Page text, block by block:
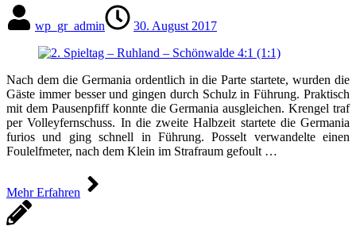
wp_gr_admin 30. August 2017
Nach dem die Germania ordentlich in die Parte startete, wurden die
Gäste immer besser und gingen durch Schulz in Führung. Praktisch
mit dem Pausenpfiff konnte die Germania ausgleichen. Krengel traf
per Volleyfernschuss. In die zweite Halbzeit startete die Germania
furios und ging schnell in Führung. Posselt verwandelte einen
Foulelfmeter, nach dem Klein im Strafraum gefoult …
Mehr Erfahren